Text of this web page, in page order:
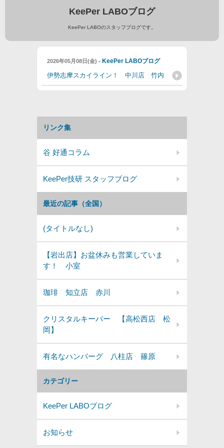
KeePer LABOブログ
KeePer LABOのスタッフブログです。
2026年05月08日(金) - KeePer LABOブログ
伊勢志摩スカイライン！ 中川店 竹内
カテゴリー
KeePer LABOブログ
お知らせ
最近の記事（全国）
(タイトルなし)
【岩出店】お盆休みも営業していま
す！ 小室
珈琲 知立店 赤川
クリスタルキーパー 【高松西店 松
岡】
有名なハンバーグ 八柱店 篠原
リンク集
谷 好通コラム
KeePer技研 スタッフブログ